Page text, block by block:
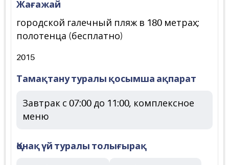
Жағажай
городской галечный пляж в 180 метрах;
полотенца (бесплатно)
2015
Тамақтану туралы қосымша ақпарат
Завтрак с 07:00 до 11:00, комплексное
меню
Қонақ үй туралы толығырақ